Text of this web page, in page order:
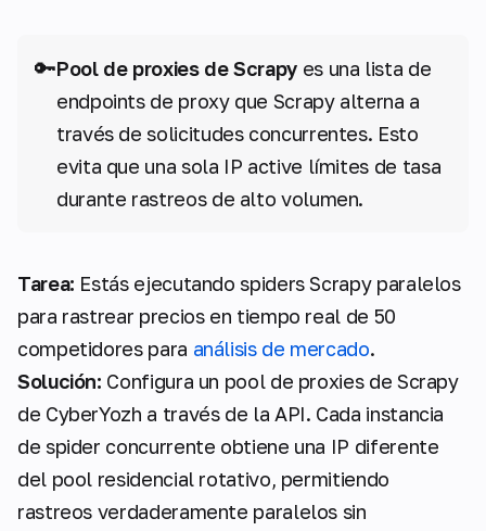
🔑Pool de proxies de Scrapy es una lista de
endpoints de proxy que Scrapy alterna a
través de solicitudes concurrentes. Esto
evita que una sola IP active límites de tasa
durante rastreos de alto volumen.
Tarea: Estás ejecutando spiders Scrapy paralelos
para rastrear precios en tiempo real de 50
competidores para análisis de mercado.
Solución: Configura un pool de proxies de Scrapy
de CyberYozh a través de la API. Cada instancia
de spider concurrente obtiene una IP diferente
del pool residencial rotativo, permitiendo
rastreos verdaderamente paralelos sin